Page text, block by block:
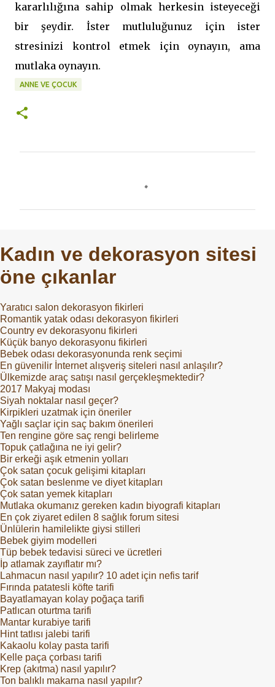
kararlılığına sahip olmak herkesin isteyeceği
bir şeydir. İster mutluluğunuz için ister
stresinizi kontrol etmek için oynayın, ama
mutlaka oynayın.
ANNE VE ÇOCUK
l
a
Kadın ve dekorasyon sitesi
öne çıkanlar
Yaratıcı salon dekorasyon fikirleri
Romantik yatak odası dekorasyon fikirleri
Country ev dekorasyonu fikirleri
Küçük banyo dekorasyonu fikirleri
Bebek odası dekorasyonunda renk seçimi
En güvenilir İnternet alışveriş siteleri nasıl anlaşılır?
Ülkemizde araç satışı nasıl gerçekleşmektedir?
2017 Makyaj modası
Siyah noktalar nasıl geçer?
Kirpikleri uzatmak için öneriler
Yağlı saçlar için saç bakım önerileri
Ten rengine göre saç rengi belirleme
Topuk çatlağına ne iyi gelir?
Bir erkeği aşık etmenin yolları
Çok satan çocuk gelişimi kitapları
Çok satan beslenme ve diyet kitapları
Çok satan yemek kitapları
Mutlaka okumanız gereken kadın biyografi kitapları
En çok ziyaret edilen 8 sağlık forum sitesi
Ünlülerin hamilelikte giysi stilleri
Bebek giyim modelleri
Tüp bebek tedavisi süreci ve ücretleri
İp atlamak zayıflatır mı?
Lahmacun nasıl yapılır? 10 adet için nefis tarif
Fırında patatesli köfte tarifi
Bayatlamayan kolay poğaça tarifi
Patlıcan oturtma tarifi
Mantar kurabiye tarifi
Hint tatlısı jalebi tarifi
Kakaolu kolay pasta tarifi
Kelle paça çorbası tarifi
Krep (akıtma) nasıl yapılır?
Ton balıklı makarna nasıl yapılır?